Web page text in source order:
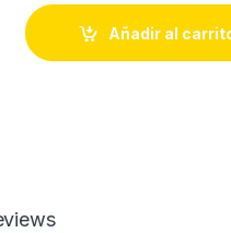
PIR Antimascara /
Añadir al